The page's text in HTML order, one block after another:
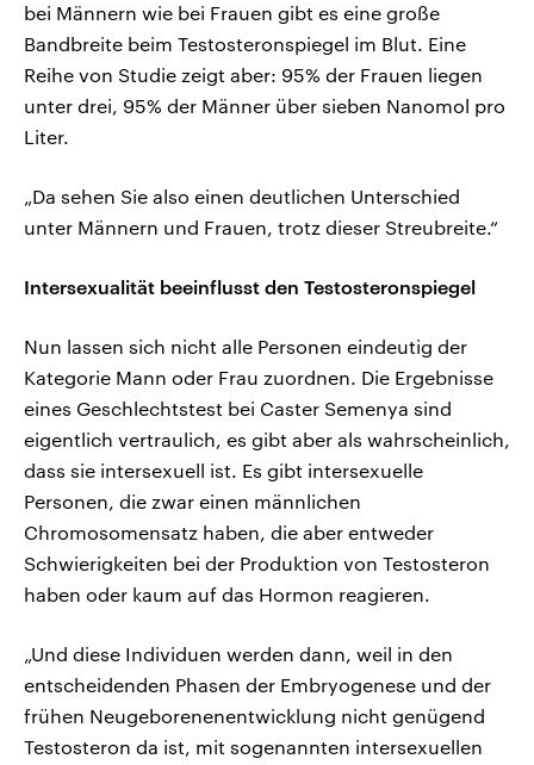
bei Männern wie bei Frauen gibt es eine große
Bandbreite beim Testosteronspiegel im Blut. Eine
Reihe von Studie zeigt aber: 95% der Frauen liegen
unter drei, 95% der Männer über sieben Nanomol pro
Liter.
„Da sehen Sie also einen deutlichen Unterschied
unter Männern und Frauen, trotz dieser Streubreite.“
Intersexualität beeinflusst den Testosteronspiegel
Nun lassen sich nicht alle Personen eindeutig der
Kategorie Mann oder Frau zuordnen. Die Ergebnisse
eines Geschlechtstest bei Caster Semenya sind
eigentlich vertraulich, es gibt aber als wahrscheinlich,
dass sie intersexuell ist. Es gibt intersexuelle
Personen, die zwar einen männlichen
Chromosomensatz haben, die aber entweder
Schwierigkeiten bei der Produktion von Testosteron
haben oder kaum auf das Hormon reagieren.
„Und diese Individuen werden dann, weil in den
entscheidenden Phasen der Embryogenese und der
frühen Neugeborenenentwicklung nicht genügend
Testosteron da ist, mit sogenannten intersexuellen